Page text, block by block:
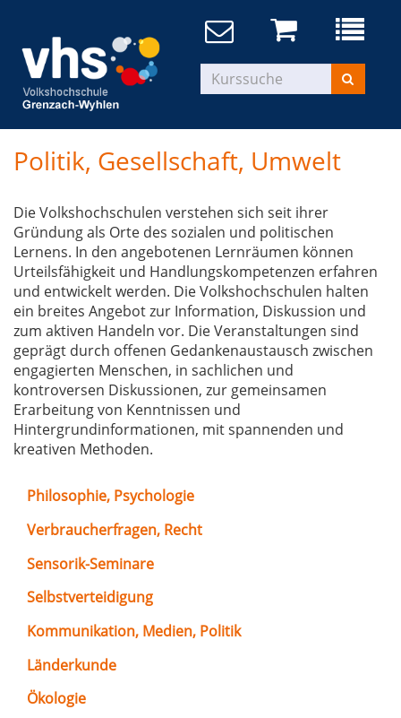
Politik, Gesellschaft, Umwelt
Die Volkshochschulen verstehen sich seit ihrer
Gründung als Orte des sozialen und politischen
Lernens. In den angebotenen Lernräumen können
Urteilsfähigkeit und Handlungskompetenzen erfahren
und entwickelt werden. Die Volkshochschulen halten
ein breites Angebot zur Information, Diskussion und
zum aktiven Handeln vor. Die Veranstaltungen sind
geprägt durch offenen Gedankenaustausch zwischen
engagierten Menschen, in sachlichen und
kontroversen Diskussionen, zur gemeinsamen
Erarbeitung von Kenntnissen und
Hintergrundinformationen, mit spannenden und
kreativen Methoden.
Philosophie, Psychologie
Verbraucherfragen, Recht
Sensorik-Seminare
Selbstverteidigung
Kommunikation, Medien, Politik
Länderkunde
Ökologie